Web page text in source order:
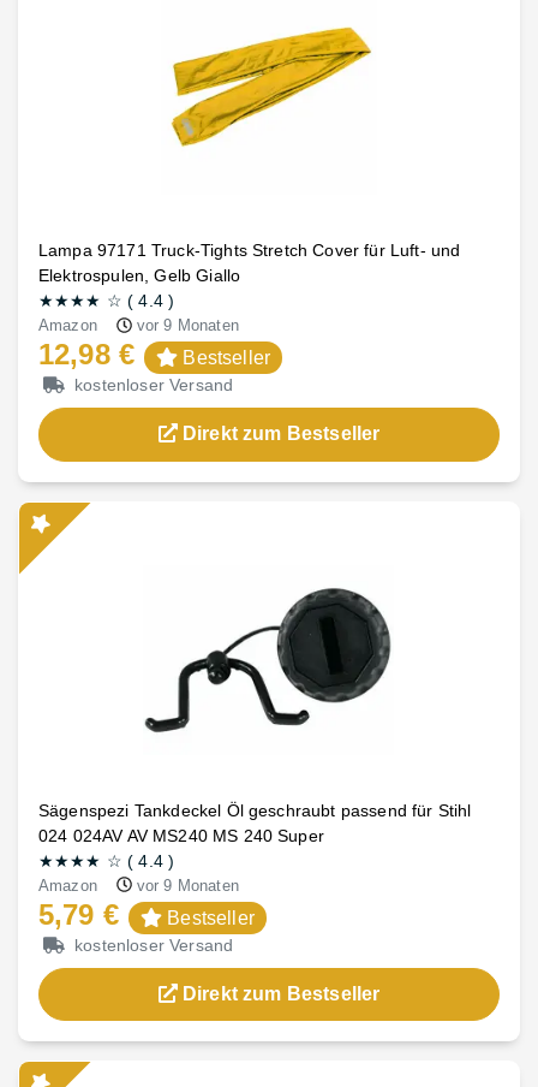
Lampa 97171 Truck-Tights Stretch Cover für Luft- und
Elektrospulen, Gelb Giallo
★★★★ ☆ (4.4)
Amazon vor 9 Monaten
12,98 € Bestseller
kostenloser Versand
Direkt zum Bestseller
Sägenspezi Tankdeckel Öl geschraubt passend für Stihl
024 024AV AV MS240 MS 240 Super
★★★★ ☆ (4.4)
Amazon vor 9 Monaten
5,79 € Bestseller
kostenloser Versand
Direkt zum Bestseller